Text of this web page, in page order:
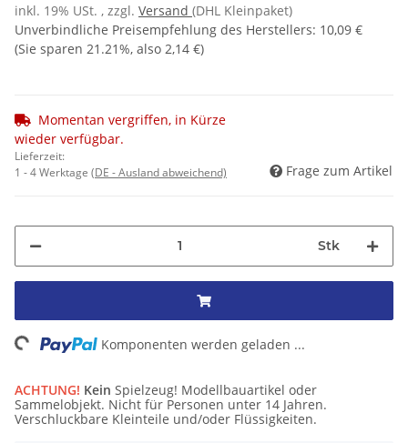
inkl. 19% USt. , zzgl. Versand (DHL Kleinpaket)
Unverbindliche Preisempfehlung des Herstellers: 10,09 €
(Sie sparen 21.21%, also 2,14 €)
Momentan vergriffen, in Kürze
wieder verfügbar.
Lieferzeit:
1 - 4 Werktage (DE - Ausland abweichend) Frage zum Artikel
Stk
Komponenten werden geladen ...
ACHTUNG! Kein Spielzeug! Modellbauartikel oder
Sammelobjekt. Nicht für Personen unter 14 Jahren.
Verschluckbare Kleinteile und/oder Flüssigkeiten.